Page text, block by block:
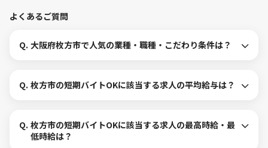
よくあるご質問
Q. 大阪府枚方市で人気の業種・職種・こだわり条件は？
Q. 枚方市の短期バイトOKに該当する求人の平均給与は？
Q. 枚方市の短期バイトOKに該当する求人の最高時給・最
低時給は？